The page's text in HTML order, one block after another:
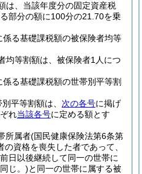
は、当該年度分の固定資産税
部分の額に100分の21.70を乗
る基礎課税額の被保険者均等
均等割額は、被保険者1人につ
る基礎課税額の世帯別平等割
平等割額は、 次の各号に掲げ
れ当該各号に定める額とす
所属者(国民健康保険法第6条第
資格を喪失した者であって、
日以後継続して同一の世帯に
じ。)と同一の世帯に属する被